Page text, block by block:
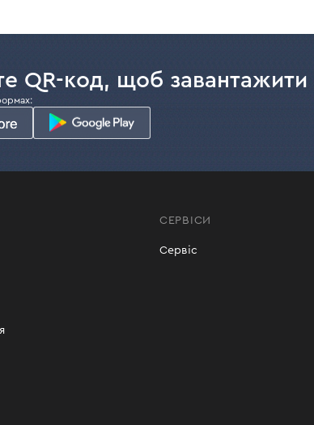
QR-код, щоб завантажити
СЕРВІСИ
Сервіс